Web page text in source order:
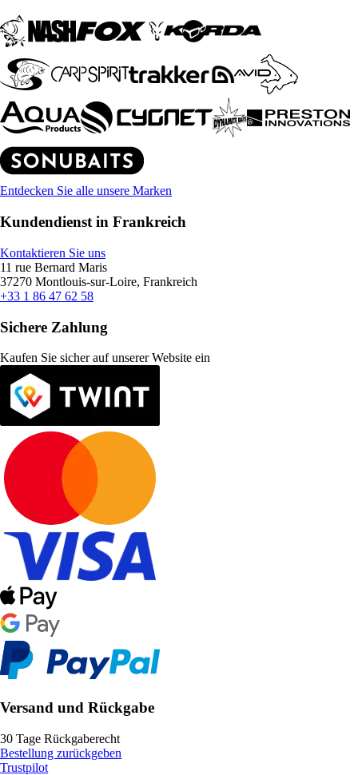
Entdecken Sie alle unsere Marken
Kundendienst in Frankreich
Kontaktieren Sie uns
11 rue Bernard Maris
37270 Montlouis-sur-Loire, Frankreich
+33 1 86 47 62 58
Sichere Zahlung
Kaufen Sie sicher auf unserer Website ein
Versand und Rückgabe
30 Tage Rückgaberecht
Bestellung zurückgeben
Trustpilot